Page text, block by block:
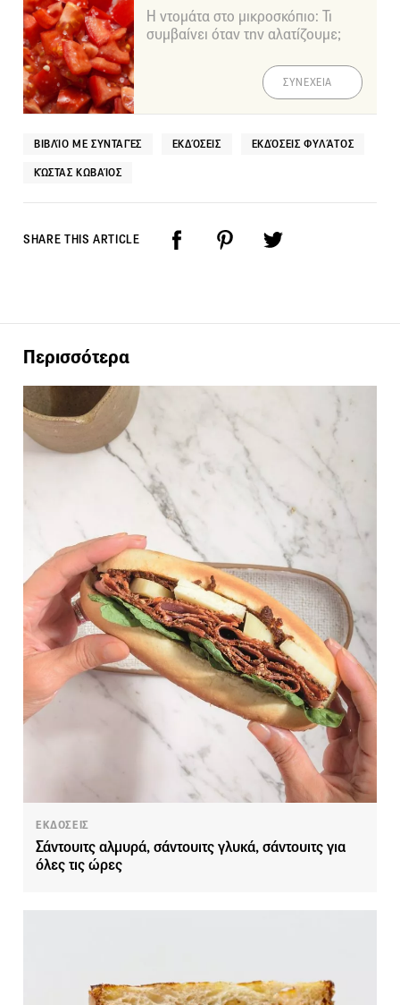
Η ντομάτα στο μικροσκόπιο: Τι
συμβαίνει όταν την αλατίζουμε;
ΣΥΝΕΧΕΙΑ
ΒΙΒΛΊΟ ΜΕ ΣΥΝΤΑΓΈΣ ΕΚΔΌΣΕΙΣ ΕΚΔΌΣΕΙΣ ΦΥΛΆΤΟΣ
ΚΏΣΤΑΣ ΚΩΒΑΊΟΣ
SHARE THIS ARTICLE
Περισσότερα
ΕΚΔΟΣΕΙΣ
Σάντουιτς αλμυρά, σάντουιτς γλυκά, σάντουιτς για
όλες τις ώρες